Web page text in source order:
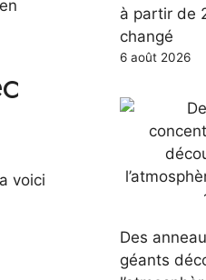
voici
à partir de
changé
6 août 2026
Des
géants